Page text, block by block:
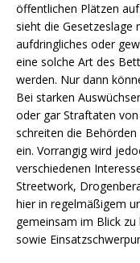
öffentlichen Plätzen
sieht die Gesetzeslage
aufdringliches oder
eine solche Art des
werden. Nur dann
Bei starken
oder gar Straftaten
schreiten die
ein. Vorrangig wird
verschiedenen
Streetwork,
hier in regelmäßigem
gemeinsam im Blick
sowie